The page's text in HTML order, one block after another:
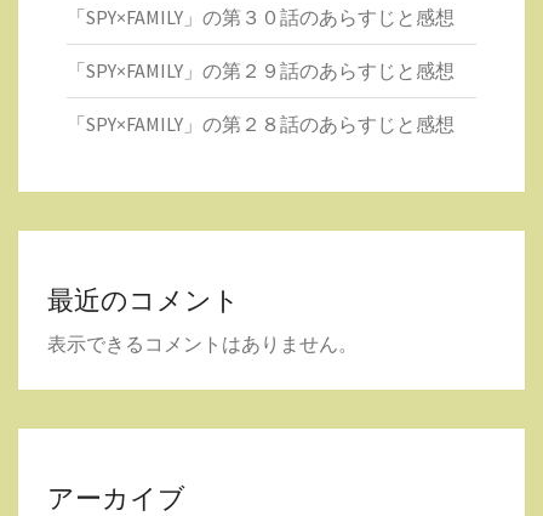
「SPY×FAMILY」の第３０話のあらすじと感想
「SPY×FAMILY」の第２９話のあらすじと感想
「SPY×FAMILY」の第２８話のあらすじと感想
最近のコメント
表示できるコメントはありません。
アーカイブ